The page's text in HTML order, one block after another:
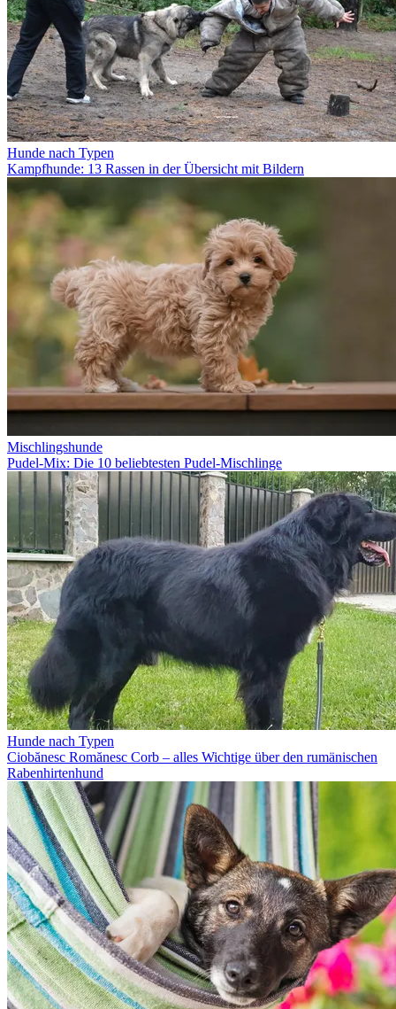
Hunde nach Typen
Kampfhunde: 13 Rassen in der Übersicht mit Bildern
Mischlingshunde
Pudel-Mix: Die 10 beliebtesten Pudel-Mischlinge
Hunde nach Typen
Ciobănesc Romănesc Corb – alles Wichtige über den rumänischen
Rabenhirtenhund